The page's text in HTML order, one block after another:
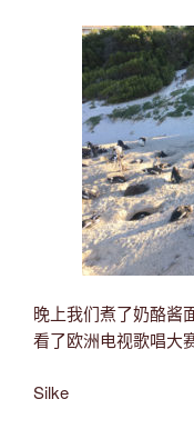
晚上我们煮了奶酪酱
看了欧洲电视歌唱大赛
Silke